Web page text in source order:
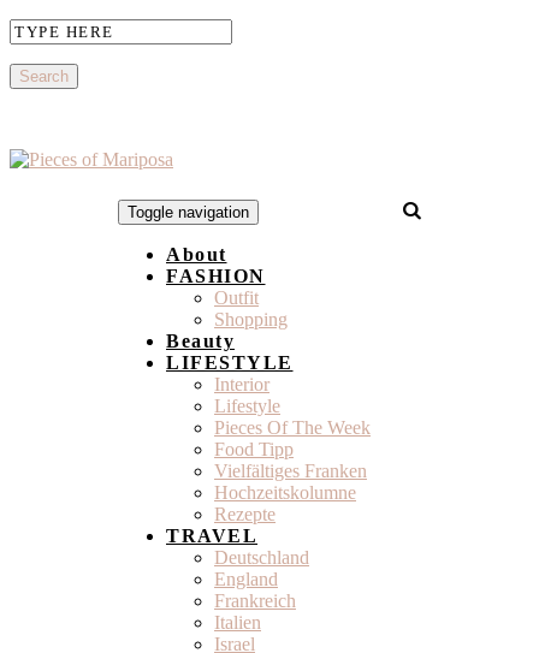
Toggle navigation
About
FASHION
Outfit
Shopping
Beauty
LIFESTYLE
Interior
Lifestyle
Pieces Of The Week
Food Tipp
Vielfältiges Franken
Hochzeitskolumne
Rezepte
TRAVEL
Deutschland
England
Frankreich
Italien
Israel